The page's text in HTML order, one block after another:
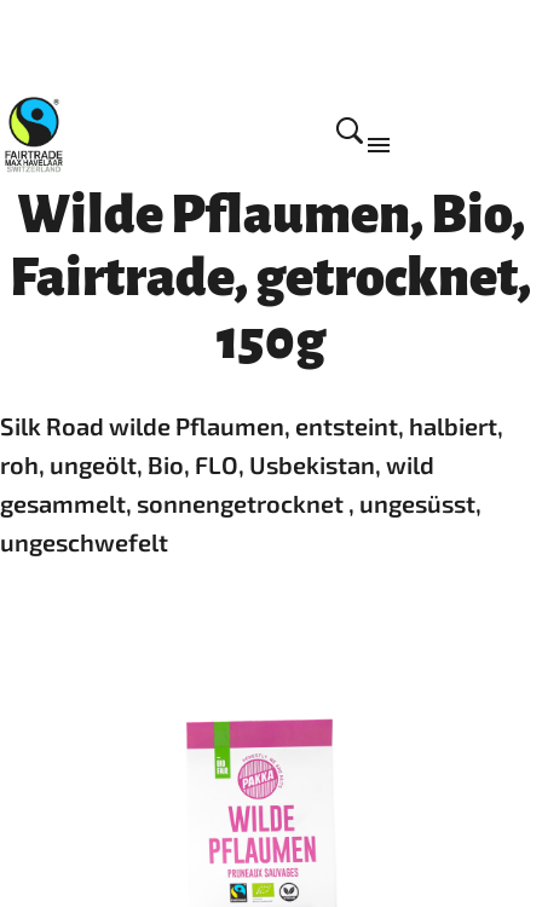
Home
Wilde Pflaumen, Bio,
Fairtrade, getrocknet,
150g
Silk Road wilde Pflaumen, entsteint, halbiert,
roh, ungeölt, Bio, FLO, Usbekistan, wild
gesammelt, sonnengetrocknet , ungesüsst,
ungeschwefelt